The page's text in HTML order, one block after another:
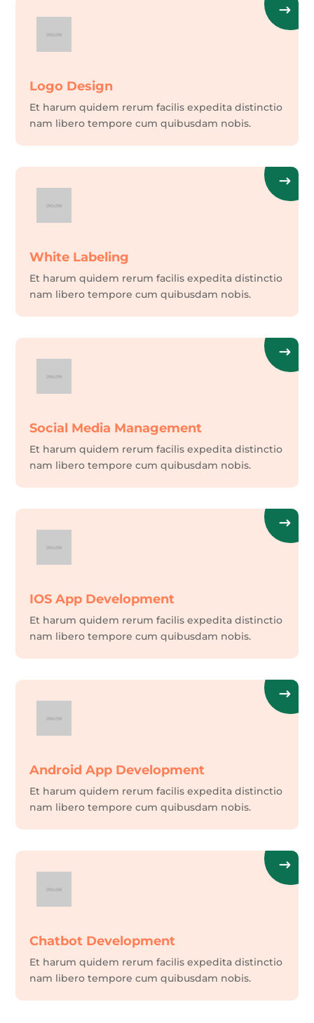
Logo Design
Et harum quidem rerum facilis expedita distinctio
nam libero tempore cum quibusdam nobis.
White Labeling
Et harum quidem rerum facilis expedita distinctio
nam libero tempore cum quibusdam nobis.
Social Media Management
Et harum quidem rerum facilis expedita distinctio
nam libero tempore cum quibusdam nobis.
IOS App Development
Et harum quidem rerum facilis expedita distinctio
nam libero tempore cum quibusdam nobis.
Android App Development
Et harum quidem rerum facilis expedita distinctio
nam libero tempore cum quibusdam nobis.
Chatbot Development
Et harum quidem rerum facilis expedita distinctio
nam libero tempore cum quibusdam nobis.